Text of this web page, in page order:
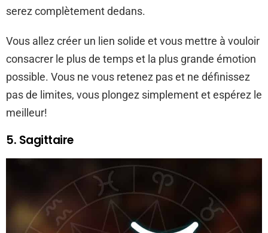
serez complètement dedans.
Vous allez créer un lien solide et vous mettre à vouloir
consacrer le plus de temps et la plus grande émotion
possible. Vous ne vous retenez pas et ne définissez
pas de limites, vous plongez simplement et espérez le
meilleur!
5. Sagittaire